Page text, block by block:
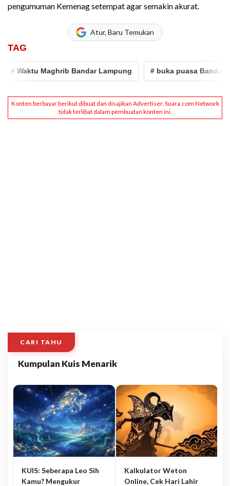
pengumuman Kemenag setempat agar semakin akurat.
Atur, Baru Temukan
TAG
Maghrib Bandar Lampung # buka puasa Bandar
CARI TAHU
Kumpulan Kuis Menarik
KUIS: Seberapa Leo Sih
Kamu? Mengukur
Kalkulator Weton
Online, Cek Hari Lahir